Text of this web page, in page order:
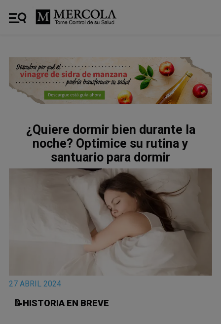
¿Quiere dormir bien durante la
noche? Optimice su rutina y
santuario para dormir
27 ABRIL 2024
📝HISTORIA EN BREVE